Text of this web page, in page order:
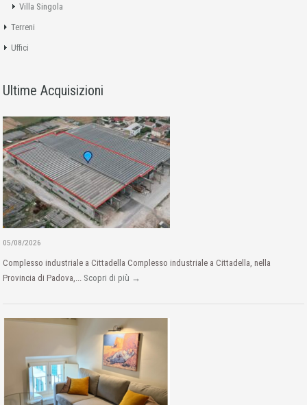
Villa Singola
Terreni
Uffici
Ultime Acquisizioni
05/08/2026
Complesso industriale a Cittadella Complesso industriale a Cittadella, nella
Provincia di Padova,... Scopri di più →